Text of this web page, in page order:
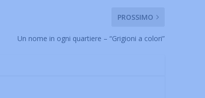
PROSSIMO
Un nome in ogni quartiere – “Grigioni a colori”